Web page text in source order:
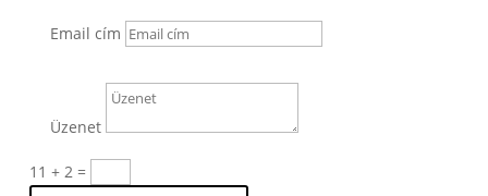
Email cím
Üzenet
11 + 2=